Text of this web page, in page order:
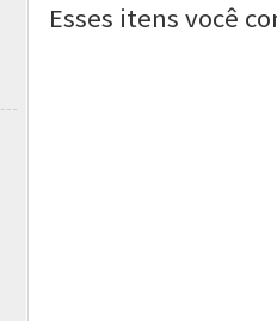
Esses itens você